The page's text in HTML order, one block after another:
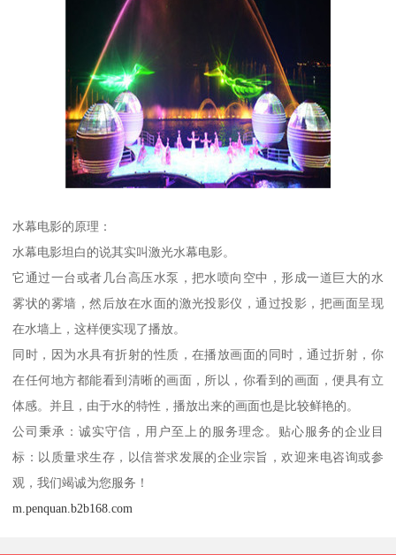
水幕电影的原理：
水幕电影坦白的说其实叫激光水幕电影。
它通过一台或者几台高压水泵，把水喷向空中，形成一道巨大的水
雾状的雾墙，然后放在水面的激光投影仪，通过投影，把画面呈现
在水墙上，这样便实现了播放。
同时，因为水具有折射的性质，在播放画面的同时，通过折射，你
在任何地方都能看到清晰的画面，所以，你看到的画面，便具有立
体感。并且，由于水的特性，播放出来的画面也是比较鲜艳的。
公司秉承：诚实守信，用户至上的服务理念。贴心服务的企业目
标：以质量求生存，以信誉求发展的企业宗旨，欢迎来电咨询或参
观，我们竭诚为您服务！
m.penquan.b2b168.com